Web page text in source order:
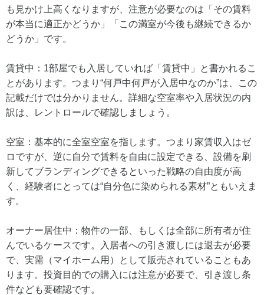
も見かけ上高くなりますが、注意が必要なのは「その賃料
が本当に適正かどうか」「この満室が今後も継続できるか
どうか」です。
賃貸中：1部屋でも入居していれば「賃貸中」と書かれるこ
とがあります。つまり“何戸中何戸が入居中なのか”は、この
記載だけでは分かりません。詳細な空室率や入居状況の内
訳は、レントロールで確認しましょう。
空室：基本的に全室空室を指します。つまり家賃収入はゼ
ロですが、逆に自分で賃料を自由に設定できる、設備を刷
新してブランディングできるといった戦略の自由度が高
く、経験者にとっては“自分色に染められる素材”ともいえま
す。
オーナー居住中：物件の一部、もしくは全部に所有者が住
んでいるケースです。入居者への引き渡しには退去が必要
で、実需（マイホーム用）として販売されていることもあ
ります。投資目的での購入には注意が必要で、引き渡し条
件なども要確認です。